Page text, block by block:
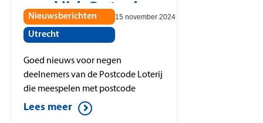
euro bij de Postcode
Loterij
Nieuwsberichten
Utrecht
15 november 2024
Goed nieuws voor negen
deelnemers van de Postcode Loterij
die meespelen met postcode
3738XD (Straat: Melkweg). Daar is
de Postcode Straatprijs van 25.000
Lees meer